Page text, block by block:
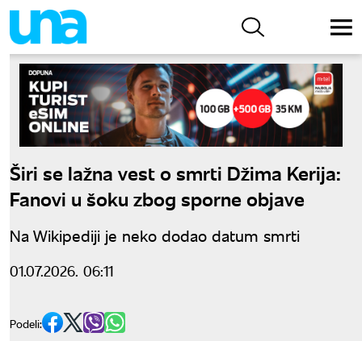
Širi se lažna vest o smrti Džima Kerija:
Fanovi u šoku zbog sporne objave
Na Wikipediji je neko dodao datum smrti
01.07.2026. 06:11
Podeli: